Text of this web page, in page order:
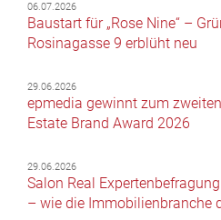
06.07.2026
Baustart für „Rose Nine“ –
Rosinagasse 9 erblüht neu
29.06.2026
epmedia gewinnt zum
Estate Brand Award 2026
29.06.2026
Salon Real
– wie die Immobilienbranche